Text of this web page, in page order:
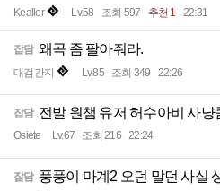
Kealler Lv.58 조회 597 추천 1 22:31
잡담 왜곡 좀 팔아줘라.
대검간지 Lv.85 조회 349 22:26
잡담 전발 원챔 유저 허수아비 사냥
Osiete Lv.67 조회 216 22:24
잡담 풍풍이 마계2 오던 말던 사실